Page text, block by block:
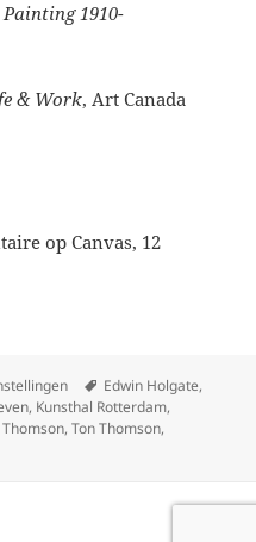
1910-
& Work, Art Canada
op Canvas, 12
Tags
Edwin Holgate,
, Kunsthal Rotterdam,
Thomson,Ton Thomson,